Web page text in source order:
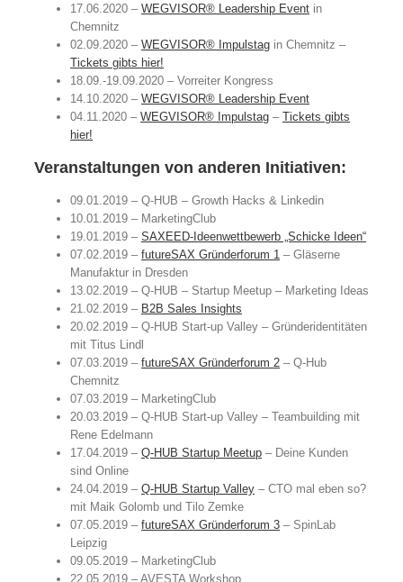
17.06.2020 – WEGVISOR® Leadership Event in
Chemnitz
02.09.2020 – WEGVISOR® Impulstag in Chemnitz –
Tickets gibts hier!
18.09.-19.09.2020 – Vorreiter Kongress
14.10.2020 – WEGVISOR® Leadership Event
04.11.2020 – WEGVISOR® Impulstag – Tickets gibts
hier!
Veranstaltungen von anderen Initiativen:
09.01.2019 – Q-HUB – Growth Hacks & Linkedin
10.01.2019 – MarketingClub
19.01.2019 – SAXEED-Ideenwettbewerb „Schicke Ideen“
07.02.2019 – futureSAX Gründerforum 1 – Gläserne
Manufaktur in Dresden
13.02.2019 – Q-HUB – Startup Meetup – Marketing Ideas
21.02.2019 – B2B Sales Insights
20.02.2019 – Q-HUB Start-up Valley – Gründeridentitäten
mit Titus Lindl
07.03.2019 – futureSAX Gründerforum 2 – Q-Hub
Chemnitz
07.03.2019 – MarketingClub
20.03.2019 – Q-HUB Start-up Valley – Teambuilding mit
Rene Edelmann
17.04.2019 – Q-HUB Startup Meetup – Deine Kunden
sind Online
24.04.2019 – Q-HUB Startup Valley – CTO mal eben so?
mit Maik Golomb und Tilo Zemke
07.05.2019 – futureSAX Gründerforum 3 – SpinLab
Leipzig
09.05.2019 – MarketingClub
22.05.2019 – AVESTA Workshop